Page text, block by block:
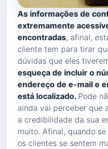
As informações de
extremamente
encontradas, afinal,
cliente tem para tirar
dúvidas que eles
esqueça de incluir o
endereço de e-mail e
está localizado. Pode
ainda vai perceber que
a credibilidade da sua
muito. Afinal, quando
os clientes se sentem